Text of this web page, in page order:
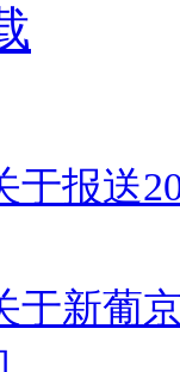
于报送
于新葡